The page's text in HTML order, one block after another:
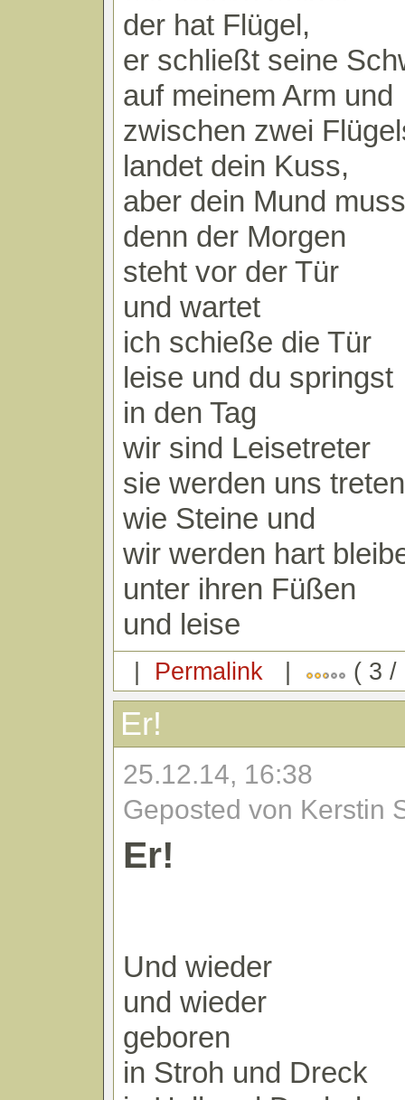
der hat Flügel,
er schließt seine
auf meinem Arm und
zwischen zwei
landet dein Kuss,
aber dein Mund
denn der Morgen
steht vor der Tür
und wartet
ich schieße die Tür
leise und du springst
in den Tag
wir sind Leisetreter
sie werden uns treten
wie Steine und
wir werden hart
unter ihren Füßen
und leise
| Permalink | ( 3 /
Er!
25.12.14, 16:38
Geposted von Kerstin
Er!
Und wieder
und wieder
geboren
in Stroh und Dreck